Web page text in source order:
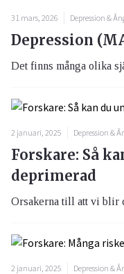
31 mars, 2026 Depression &
Depression
Det finns många olika
2 januari, 2025 Depression &
Forskare: Så
deprimerad
Orsakerna till att vi blir
2 januari, 2025 Depression &